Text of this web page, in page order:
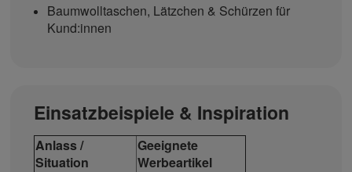
Baumwolltaschen, Lätzchen & Schürzen für
Kund:innen
Einsatzbeispiele & Inspiration
Anlass /
Situation
Geeignete
Werbeartikel